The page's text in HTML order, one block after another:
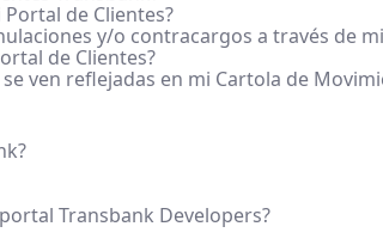
de Clientes?
y/o contracargos a través de
de Clientes?
ven reflejadas en mi Cartola de
Transbank Developers?